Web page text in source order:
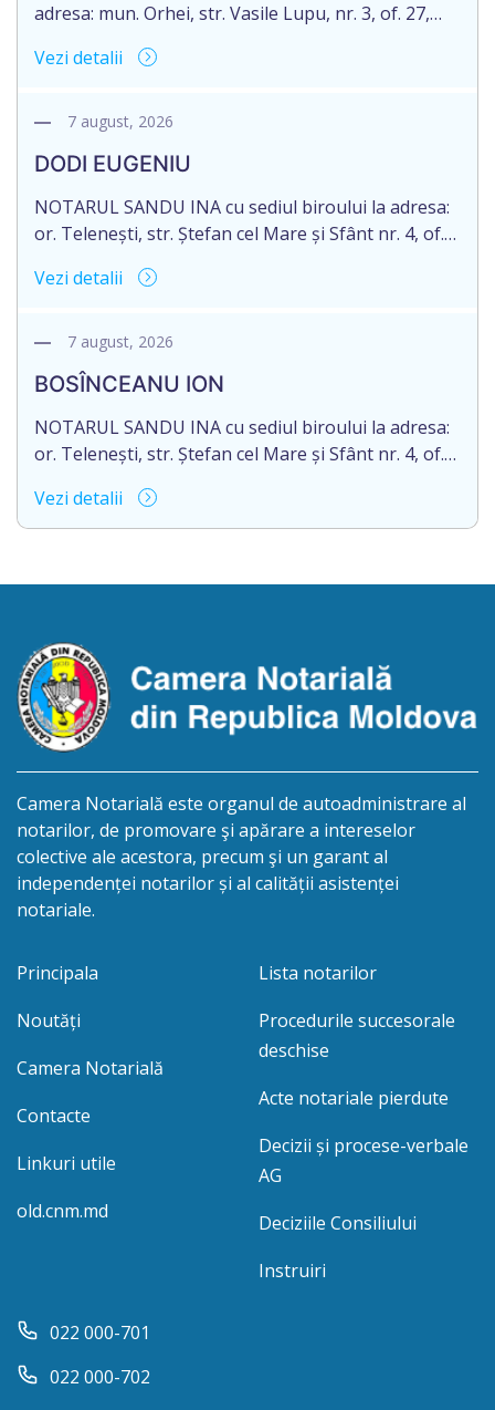
adresa: mun. Orhei, str. Vasile Lupu, nr. 3, of. 27,
în urma decesului cet. TULBURI GHEORGHE,
decedat/ă la 16 mai 2026. Eliberarea certificatului de
de 16.05.2027 termenul de opțiune pentru
acceptarea […]
Vezi detalii
7 august, 2026
DODI EUGENIU
NOTARUL SANDU INA cu sediul biroului la adresa:
or. Telenești, str. Ștefan cel Mare și Sfânt nr. 4, of.
succesorale în urma decesului cet. DODI EUGENIU,
2003035009604, decedat/ă la data de 12.01.2026
/doisprezece ianuarie anul două mii douăzeci și
șase/. Eliberarea certificatului de moștenitor este
[…]
Vezi detalii
7 august, 2026
BOSÎNCEANU ION
NOTARUL SANDU INA cu sediul biroului la adresa:
or. Telenești, str. Ștefan cel Mare și Sfânt nr. 4, of.
succesorale în urma decesului cet. BOSÎNCEANU
ION, născut/ă la 21.07.1980, cod personal
/cincisprezece mai anul două mii douăzeci și unu/.
Vezi detalii
Camera Notarială este organul de autoadministrare al
notarilor, de promovare şi apărare a intereselor
colective ale acestora, precum şi un garant al
independenței notarilor și al calității asistenței
notariale.
Principala
Noutăți
Camera Notarială
Contacte
Linkuri utile
old.cnm.md
Lista notarilor
Procedurile succesorale
deschise
Acte notariale pierdute
Decizii și procese-verbale
AG
Deciziile Consiliului
Instruiri
022 000-701
022 000-702